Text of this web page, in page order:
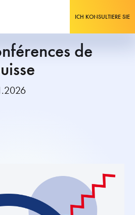
ICH KONSULTIERE SIE
de